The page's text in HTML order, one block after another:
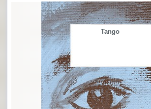
Tango